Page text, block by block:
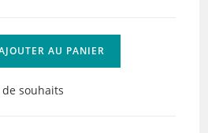
AU PANIER
souhaits